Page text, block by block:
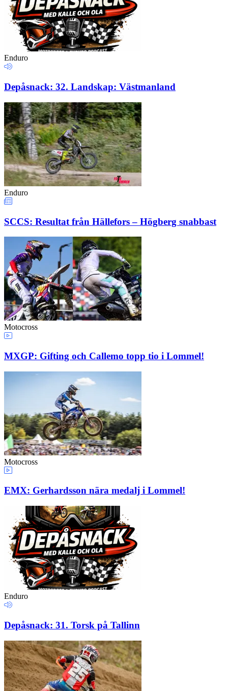
Enduro
Depåsnack: 32. Landskap: Västmanland
Enduro
SCCS: Resultat från Hällefors – Högberg snabbast
Motocross
MXGP: Gifting och Callemo topp tio i Lommel!
Motocross
EMX: Gerhardsson nära medalj i Lommel!
Enduro
Depåsnack: 31. Torsk på Tallinn